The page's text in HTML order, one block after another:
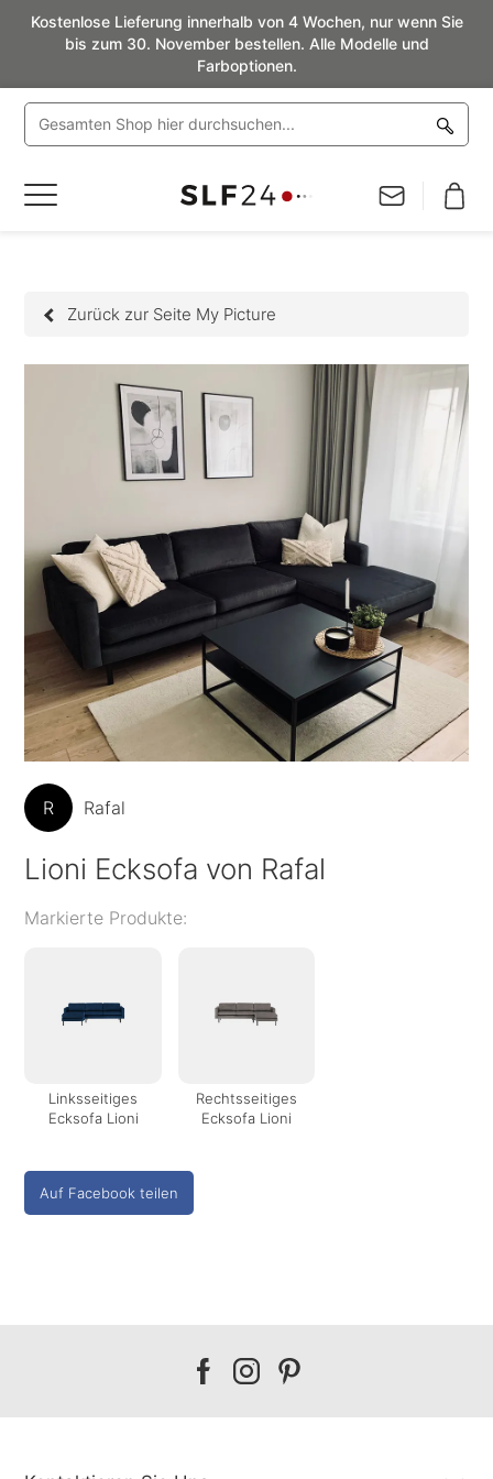
Kostenlose Lieferung innerhalb von 4 Wochen, nur wenn Sie
bis zum 30. November bestellen. Alle Modelle und
Farboptionen.
Navigation
Zurück zur Seite My Picture
R Rafal
Lioni Ecksofa von Rafal
Markierte Produkte:
Linksseitiges
Ecksofa Lioni
Rechtsseitiges
Ecksofa Lioni
Auf Facebook teilen
Our
Our
Our